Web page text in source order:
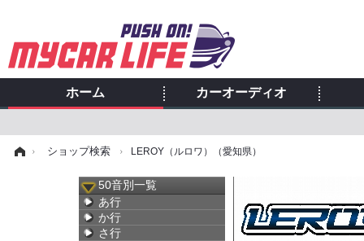
ホーム カーオーディオ
› ショップ検索 › LEROY（ルロワ）（愛知県）
50音別一覧
あ行
か行
さ行